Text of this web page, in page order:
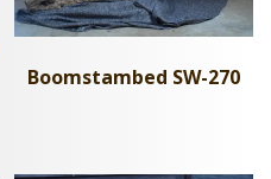
Boomstambed SW-270